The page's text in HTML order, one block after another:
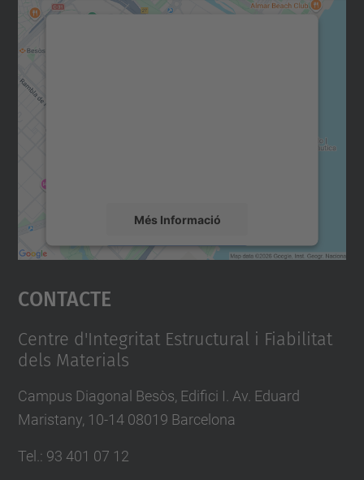
Més Informació
Accepta
powered by
Contacte
Centre d'Integritat Estructural i Fiabilitat
dels Materials
Campus Diagonal Besòs, Edifici I. Av. Eduard
Maristany, 10-14 08019 Barcelona
Tel. : 93 401 07 12